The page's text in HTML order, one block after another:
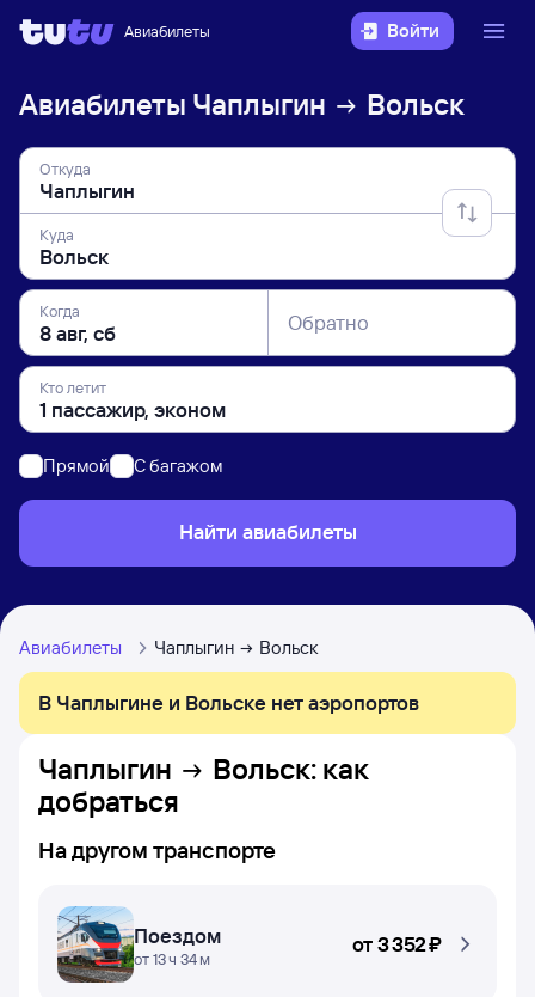
Авиабилеты Войти
Авиабилеты Чаплыгин Вольск
Откуда
Куда
Когда Обратно
Кто летит
Прямой C багажом
Найти авиабилеты
Авиабилеты Чаплыгин Вольск
В Чаплыгине и Вольске нет аэропортов
Чаплыгин Вольск: как
добраться
На другом транспорте
Поездом
от 13 ч 34 м
от3 ⁠352 ⁠₽